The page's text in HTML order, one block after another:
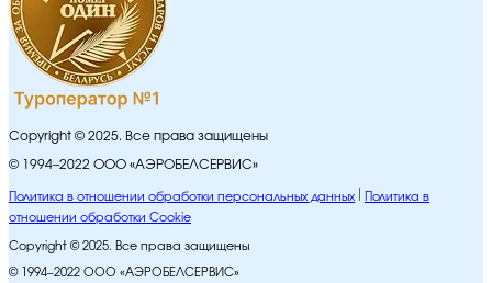
Copyright © 2025. Все права защищены
© 1994–2022 ООО «АЭРОБЕЛСЕРВИС»
Политика в отношении обработки персональных данных
Политика в
отношении обработки Cookie
Copyright © 2025. Все права защищены
© 1994–2022 ООО «АЭРОБЕЛСЕРВИС»